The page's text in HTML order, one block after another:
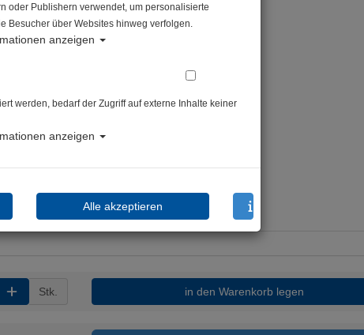
Stk. in den Warenkorb legen
oder Publishern verwendet, um personalisierte
Besucher über Websites hinweg verfolgen.
anzeigen
werden, bedarf der Zugriff auf externe Inhalte keiner
anzeigen
Alle akzeptieren